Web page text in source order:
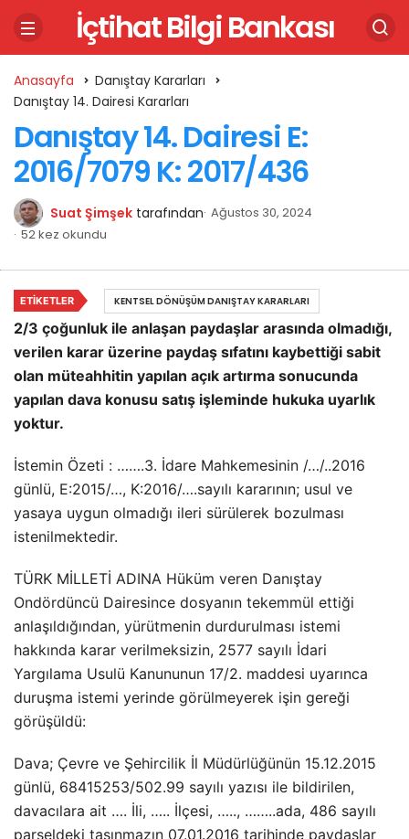
İçtihat Bilgi Bankası
Anasayfa
Danıştay Kararları
Danıştay 14. Dairesi Kararları
Danıştay 14. Dairesi E:
2016/7079 K: 2017/436
Suat Şimşek tarafından Ağustos 30, 2024
52 kez okundu
2/3 çoğunluk ile anlaşan paydaşlar arasında olmadığı,
verilen karar üzerine paydaş sıfatını kaybettiği sabit
olan müteahhitin yapılan açık artırma sonucunda
yapılan dava konusu satış işleminde hukuka uyarlık
yoktur.
İstemin Özeti : …….3. İdare Mahkemesinin /…/..2016
günlü, E:2015/…, K:2016/….sayılı kararının; usul ve
yasaya uygun olmadığı ileri sürülerek bozulması
istenilmektedir.
TÜRK MİLLETİ ADINA Hüküm veren Danıştay
Ondördüncü Dairesince dosyanın tekemmül ettiği
anlaşıldığından, yürütmenin durdurulması istemi
hakkında karar verilmeksizin, 2577 sayılı İdari
Yargılama Usulü Kanununun 17/2. maddesi uyarınca
duruşma istemi yerinde görülmeyerek işin gereği
görüşüldü:
Dava; Çevre ve Şehircilik İl Müdürlüğünün 15.12.2015
günlü, 68415253/502.99 sayılı yazısı ile bildirilen,
davacılara ait …. İli, ….. İlçesi, ….., ……..ada, 486 sayılı
parseldeki taşınmazın 07.01.2016 tarihinde paydaşlar
ETIKETLER KENTSEL DÖNÜŞÜM DANIŞTAY KARARLARI